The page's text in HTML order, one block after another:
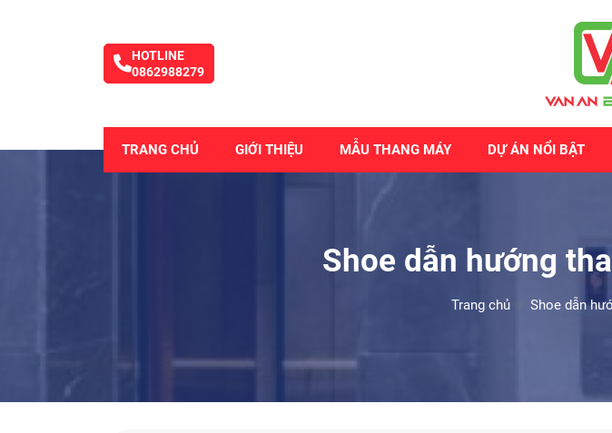
HOTLINE
0862988279
TRANG CHỦ GIỚI THIỆU MẪU THANG MÁY DỰ ÁN NỔI BẬT
Shoe dẫn hướng
Trang chủ Shoe dẫn